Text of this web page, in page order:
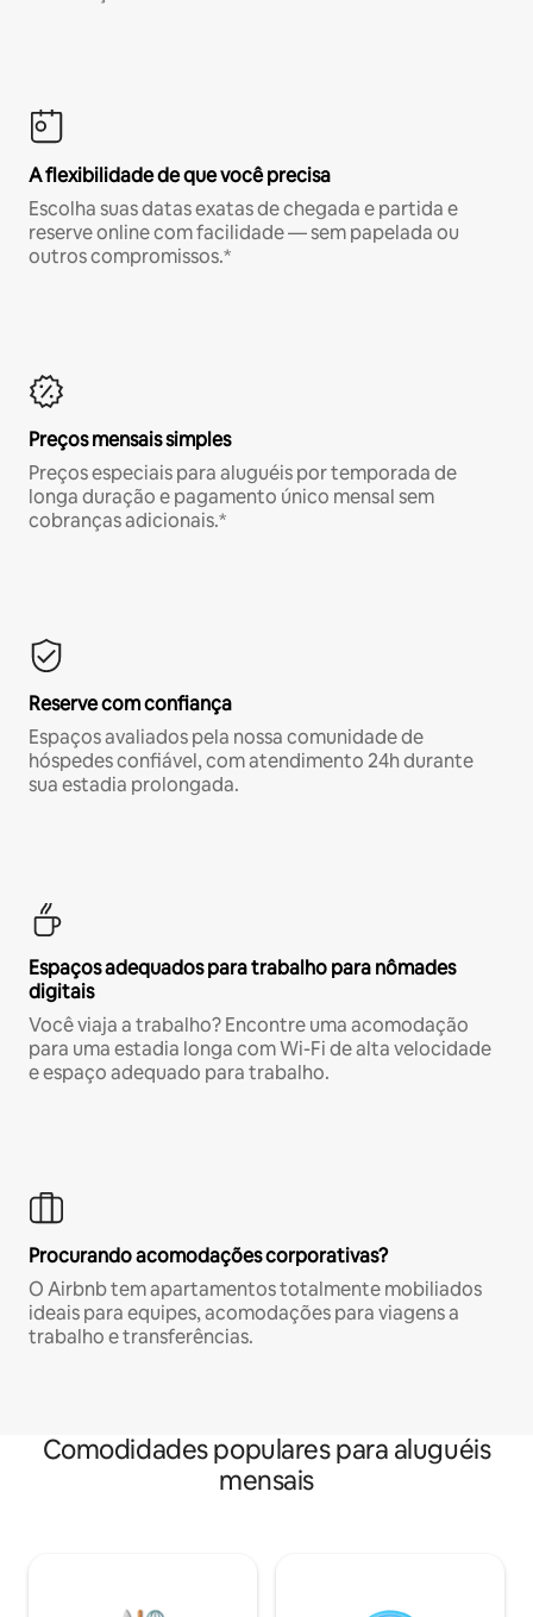
A flexibilidade de que você precisa
Escolha suas datas exatas de chegada e partida e
reserve online com facilidade — sem papelada ou
outros compromissos.*
Preços mensais simples
Preços especiais para aluguéis por temporada de
longa duração e pagamento único mensal sem
cobranças adicionais.*
Reserve com confiança
Espaços avaliados pela nossa comunidade de
hóspedes confiável, com atendimento 24h durante
sua estadia prolongada.
Espaços adequados para trabalho para nômades
digitais
Você viaja a trabalho? Encontre uma acomodação
para uma estadia longa com Wi-Fi de alta velocidade
e espaço adequado para trabalho.
Procurando acomodações corporativas?
O Airbnb tem apartamentos totalmente mobiliados
ideais para equipes, acomodações para viagens a
trabalho e transferências.
Comodidades populares para aluguéis
mensais